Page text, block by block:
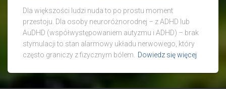
Dla większości ludzi nuda to po prostu moment
przestoju. Dla osoby neuroróżnorodnej – z ADHD lub
AuDHD (współwystępowaniem autyzmu i ADHD) – brak
stymulacji to stan alarmowy układu nerwowego, który
często graniczy z fizycznym bólem.
Dowiedz się więcej